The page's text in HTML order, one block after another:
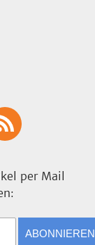
per Mail
ABONNIEREN